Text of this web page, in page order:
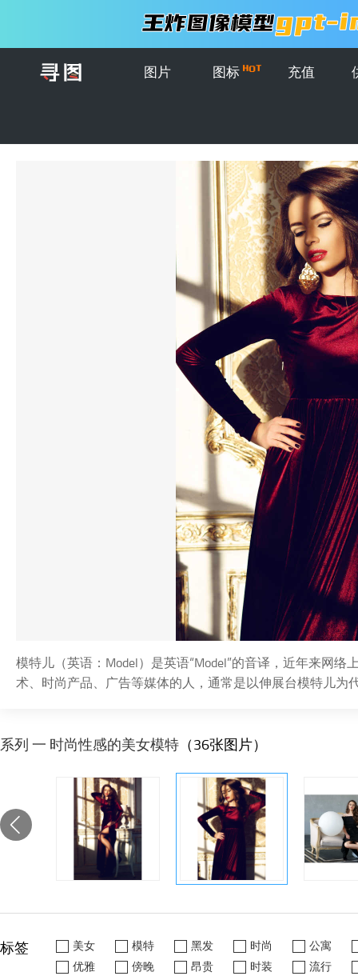
图片 图标 充值
模特儿（英语：Model）是英语“Model”的音译，近年来网
术、时尚产品、广告等媒体的人，通常是以伸展台模特儿为
系列 一 时尚性感的美女模特 （36张图片）
标签 美女 模特 黑发 时尚
公寓
优雅
傍晚 昂贵 时装
流行